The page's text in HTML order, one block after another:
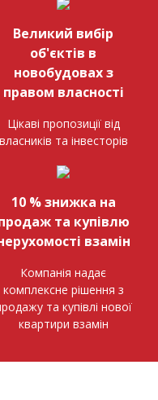
Великий вибір
об'єктів в
новобудовах з
правом власності
Цікаві пропозиції від
власників та інвесторів
10 % знижка на
та купівлю
взамін
Компанія надає
комплексне рішення з
та купівлі нової
квартири взамін